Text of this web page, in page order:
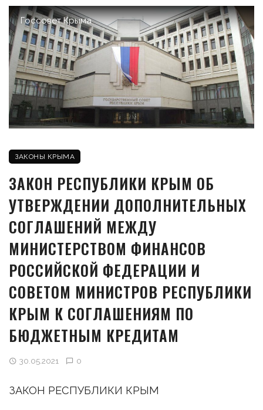
Госсовет Крыма
ЗАКОНЫ КРЫМА
ЗАКОН РЕСПУБЛИКИ КРЫМ ОБ
УТВЕРЖДЕНИИ ДОПОЛНИТЕЛЬНЫХ
СОГЛАШЕНИЙ МЕЖДУ
МИНИСТЕРСТВОМ ФИНАНСОВ
РОССИЙСКОЙ ФЕДЕРАЦИИ И
СОВЕТОМ МИНИСТРОВ РЕСПУБЛИКИ
КРЫМ К СОГЛАШЕНИЯМ ПО
БЮДЖЕТНЫМ КРЕДИТАМ
30.05.2021 0
ЗАКОН РЕСПУБЛИКИ КРЫМ